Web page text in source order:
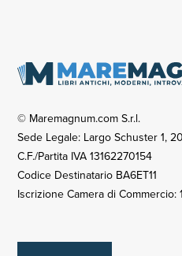
© Maremagnum.com S.r.l.
Sede Legale: Largo Schuster 1,
C.F./Partita IVA 13162270154
Codice Destinatario BA6ET11
Iscrizione Camera di Commercio: